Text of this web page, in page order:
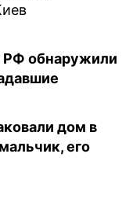
РФ обнаружили
дом в
его